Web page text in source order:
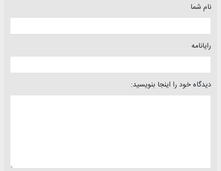
نام شما
رایانامه
دیدگاه خود را اینجا بنویسید: